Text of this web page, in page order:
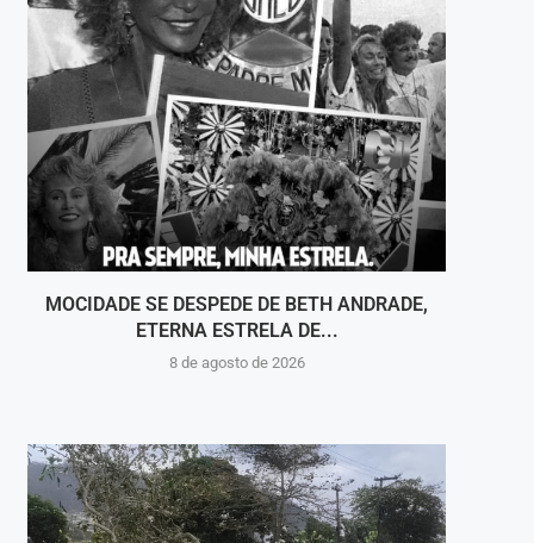
MOCIDADE SE DESPEDE DE BETH ANDRADE,
ETERNA ESTRELA DE...
8 de agosto de 2026